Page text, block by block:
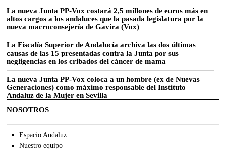
La nueva Junta PP-Vox costará 2,5 millones de euros más en
altos cargos a los andaluces que la pasada legislatura por la
nueva macroconsejería de Gavira (Vox)
La Fiscalía Superior de Andalucía archiva las dos últimas
causas de las 15 presentadas contra la Junta por sus
negligencias en los cribados del cáncer de mama
La nueva Junta PP-Vox coloca a un hombre (ex de Nuevas
Generaciones) como máximo responsable del Instituto
Andaluz de la Mujer en Sevilla
NOSOTROS
Espacio Andaluz
Nuestro equipo